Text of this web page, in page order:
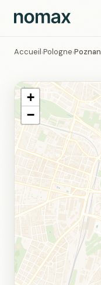
Accueil›Pologne›Poznan
+
−